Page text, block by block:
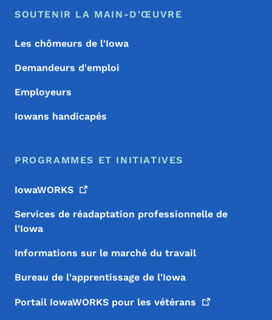
SOUTENIR LA MAIN-D'ŒUVRE
Les chômeurs de l'Iowa
Demandeurs d'emploi
Employeurs
Iowans handicapés
PROGRAMMES ET INITIATIVES
IowaWORKS
Services de réadaptation professionnelle de
l'Iowa
Informations sur le marché du travail
Bureau de l'apprentissage de l'Iowa
Portail IowaWORKS pour les vétérans